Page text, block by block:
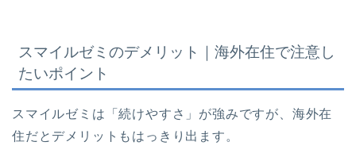
スマイルゼミのデメリット｜海外在住で注意し
たいポイント
スマイルゼミは「続けやすさ」が強みですが、海外在
住だとデメリットもはっきり出ます。